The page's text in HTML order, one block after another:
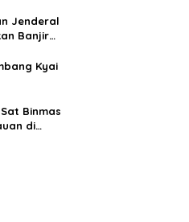
Jenderal
Banjir
Kyai
Binmas
di